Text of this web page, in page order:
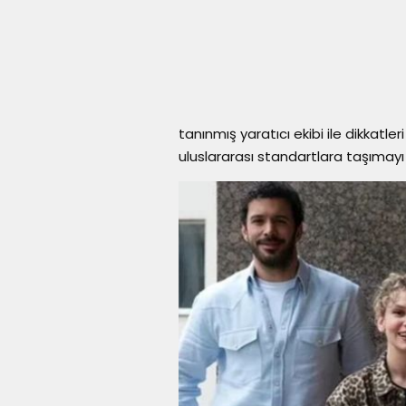
tanınmış yaratıcı ekibi ile
uluslararası standartlara